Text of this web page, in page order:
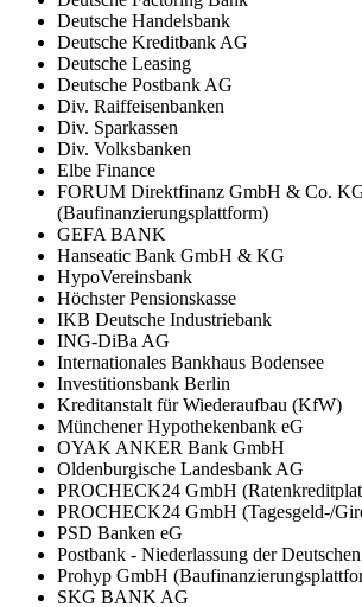
Deutsche Handelsbank
Deutsche Kreditbank AG
Deutsche Leasing
Deutsche Postbank AG
Div. Raiffeisenbanken
Div. Sparkassen
Div. Volksbanken
Elbe Finance
FORUM Direktfinanz GmbH & Co.
(Baufinanzierungsplattform)
GEFA BANK
Hanseatic Bank GmbH & KG
HypoVereinsbank
Höchster Pensionskasse
IKB Deutsche Industriebank
ING-DiBa AG
Internationales Bankhaus Bodensee
Investitionsbank Berlin
Kreditanstalt für Wiederaufbau (KfW)
Münchener Hypothekenbank eG
OYAK ANKER Bank GmbH
Oldenburgische Landesbank AG
PROCHECK24 GmbH
PROCHECK24 GmbH (Tagesgeld-/
PSD Banken eG
Postbank - Niederlassung der
Prohyp GmbH
SKG BANK AG